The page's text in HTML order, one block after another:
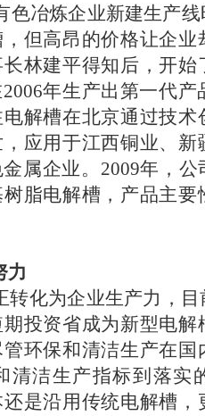
色冶炼企业新建生产
但高昂的价格让企业
林建平得知后，开始
2006年生产出第一代产
解槽在北京通过技术
应用于江西铜业、新
属企业。 2009年，公
脂电解槽，产品主要
力
转化为企业生产力，
投资省成为新型电解
环保和清洁生产在国
清洁生产指标到落实
是沿用传统电解槽，